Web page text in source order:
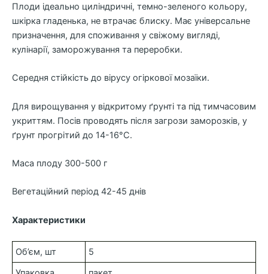
Плоди ідеально циліндричні, темно-зеленого кольору,
шкірка гладенька, не втрачає блиску. Має універсальне
призначення, для споживання у свіжому вигляді,
кулінарії, заморожування та переробки.
Середня стійкість до вірусу огіркової мозаїки.
Для вирощування у відкритому ґрунті та під тимчасовим
укриттям. Посів проводять після загрози заморозків, у
ґрунт прогрітий до 14-16°C.
Маса плоду 300-500 г
Вегетаційний період 42-45 днів
Характеристики
Об’єм, шт
5